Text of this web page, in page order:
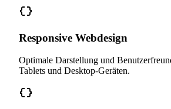
Responsive Webdesign
Optimale Darstellung und
Tablets und Desktop-Geräten.